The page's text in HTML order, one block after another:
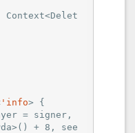
'info> {
= signer,
+ 8, see